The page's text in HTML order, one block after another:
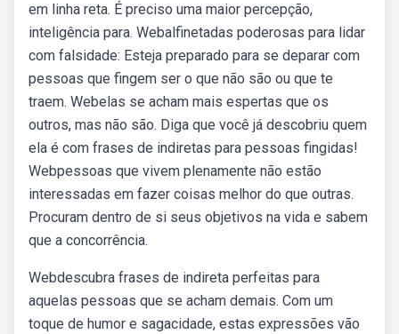
em linha reta. É preciso uma maior percepção,
inteligência para. Webalfinetadas poderosas para lidar
com falsidade: Esteja preparado para se deparar com
pessoas que fingem ser o que não são ou que te
traem. Webelas se acham mais espertas que os
outros, mas não são. Diga que você já descobriu quem
ela é com frases de indiretas para pessoas fingidas!
Webpessoas que vivem plenamente não estão
interessadas em fazer coisas melhor do que outras.
Procuram dentro de si seus objetivos na vida e sabem
que a concorrência.
Webdescubra frases de indireta perfeitas para
aquelas pessoas que se acham demais. Com um
toque de humor e sagacidade, estas expressões vão